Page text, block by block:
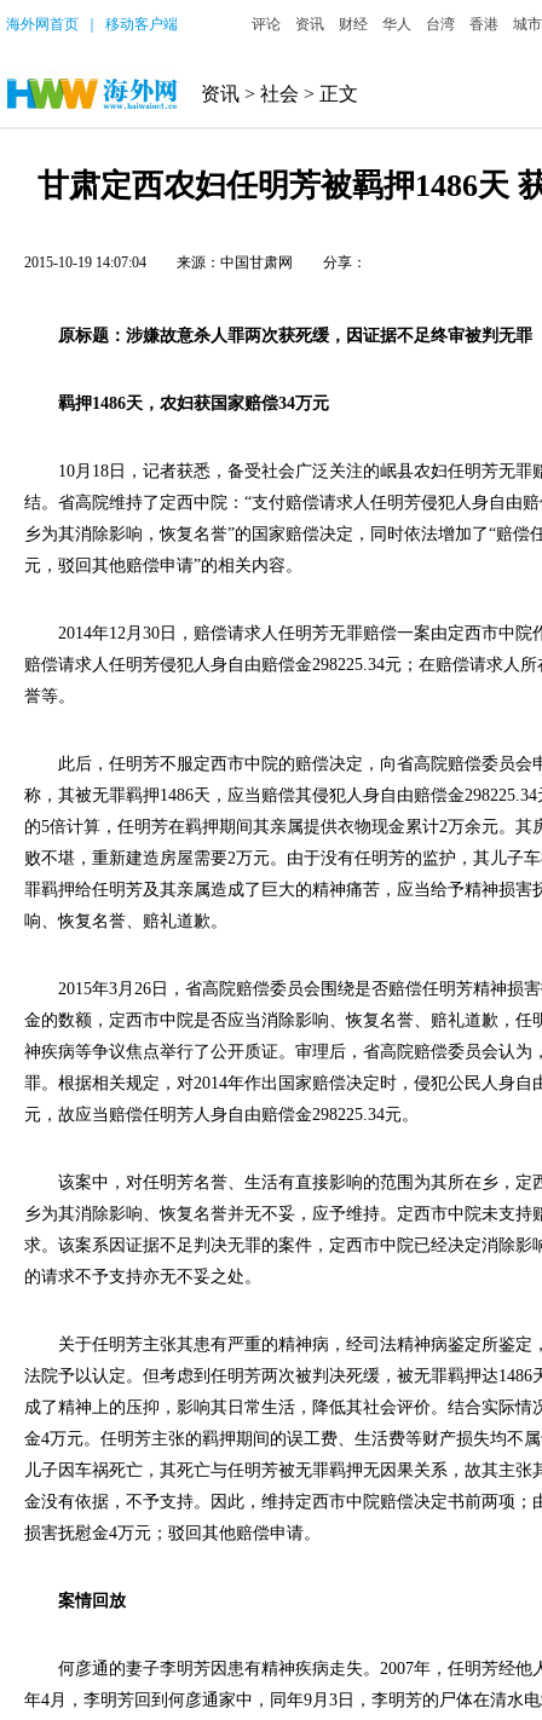
海外网首页 移动客户端 评论 资讯 财经 华人 台湾 香港 城市
资讯 > 社会 > 正文
甘肃定西农妇任明芳被羁押1486天
2015-10-19 14:07:04 来源：中国甘肃网 分享：
原标题：涉嫌故意杀人罪两次获死缓，因证据不足终审被判无罪
羁押1486天，农妇获国家赔偿34万元
10月18日，记者获悉，备受社会广泛关注的岷县农妇任明芳无罪
结。省高院维持了定西中院：“支付赔偿请求人任明芳侵犯人身自由
乡为其消除影响，恢复名誉”的国家赔偿决定，同时依法增加了“赔偿
元，驳回其他赔偿申请”的相关内容。
2014年12月30日，赔偿请求人任明芳无罪赔偿一案由定西市中院
赔偿请求人任明芳侵犯人身自由赔偿金298225.34元；在赔偿请求人
誉等。
此后，任明芳不服定西市中院的赔偿决定，向省高院赔偿委员会
称，其被无罪羁押1486天，应当赔偿其侵犯人身自由赔偿金
的5倍计算，任明芳在羁押期间其亲属提供衣物现金累计2万余元。其
败不堪，重新建造房屋需要2万元。由于没有任明芳的监护，其儿子
罪羁押给任明芳及其亲属造成了巨大的精神痛苦，应当给予精神损害
响、恢复名誉、赔礼道歉。
2015年3月26日，省高院赔偿委员会围绕是否赔偿任明芳精神损
金的数额，定西市中院是否应当消除影响、恢复名誉、赔礼道歉，任
神疾病等争议焦点举行了公开质证。审理后，省高院赔偿委员会认为
罪。根据相关规定，对2014年作出国家赔偿决定时，侵犯公民人身自
元，故应当赔偿任明芳人身自由赔偿金298225.34元。
该案中，对任明芳名誉、生活有直接影响的范围为其所在乡，定
乡为其消除影响、恢复名誉并无不妥，应予维持。定西市中院未支持
求。该案系因证据不足判决无罪的案件，定西市中院已经决定消除影
的请求不予支持亦无不妥之处。
关于任明芳主张其患有严重的精神病，经司法精神病鉴定所鉴定
法院予以认定。但考虑到任明芳两次被判决死缓，被无罪羁押达1486
成了精神上的压抑，影响其日常生活，降低其社会评价。结合实际情
金4万元。任明芳主张的羁押期间的误工费、生活费等财产损失均不
儿子因车祸死亡，其死亡与任明芳被无罪羁押无因果关系，故其主张
金没有依据，不予支持。因此，维持定西市中院赔偿决定书前两项；
损害抚慰金4万元；驳回其他赔偿申请。
案情回放
何彦通的妻子李明芳因患有精神疾病走失。2007年，任明芳经他
年4月，李明芳回到何彦通家中，同年9月3日，李明芳的尸体在清水